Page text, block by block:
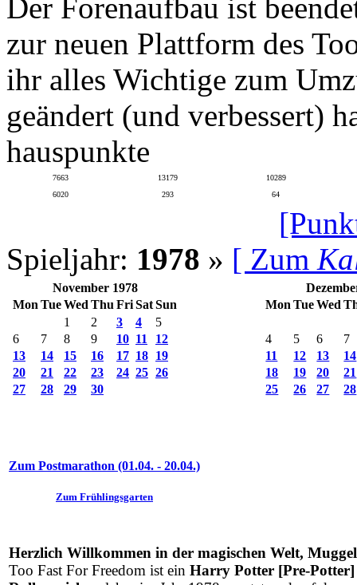
Der Forenaufbau ist
zur neuen Plattform des
ihr alles Wichtige zum
geändert (und verbessert)
hauspunkte
7663 13179
10289
6020
293 64
Spieljahr: 1978 » [ Zum
November 1978
Mon TueWed Thu FriSatSun
1
2 3 4
5
6
7 8 9 10 11
12
13
14 15 16 17 18 19
20
21 22 23 24 25 26
27
28 29 30
Mon TueWed
4 5 6
7
11
12 13
14
18
19 20
21
25
26 27 28
Zum Postmarathon (01.04. - 20.04.)
Zum Frühlingsgarten
Herzlich Willkommen in der magischen Welt, Muggel
Too Fast For Freedom ist ein Harry Potter [Pre-Potter]